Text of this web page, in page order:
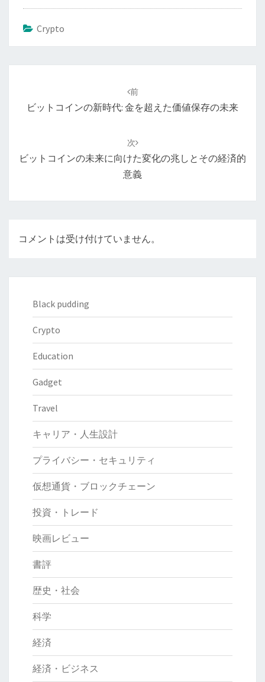
Crypto
シ
前
ビットコインの新時代: 金を超えた価値保存の未来
次
ビットコインの未来に向けた変化の兆しとその経済的
意義
コメントは受け付けていません。
Black pudding
Crypto
Education
Gadget
Travel
キャリア・人生設計
プライバシー・セキュリティ
仮想通貨・ブロックチェーン
投資・トレード
映画レビュー
書評
歴史・社会
科学
経済
経済・ビジネス